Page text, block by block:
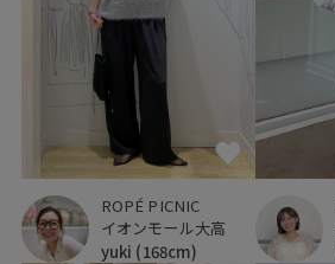
ROPÉ PICNIC
イオンモール大高
yuki (168cm)